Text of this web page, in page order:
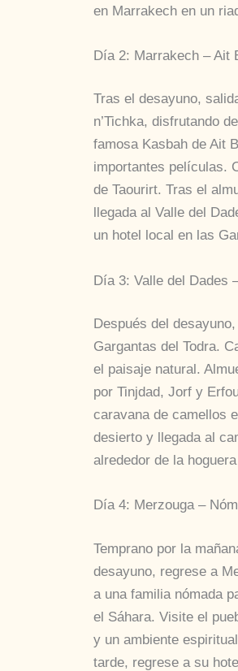
en Marrakech en un
Día 2: Marrakech – Ait
Tras el desayuno,
n’Tichka, disfrutando
famosa Kasbah de Ait
importantes películas.
de Taourirt. Tras el
llegada al Valle del
un hotel local en las
Día 3: Valle del Dades
Después del
Gargantas del Todra.
el paisaje natural.
por Tinjdad, Jorf y
caravana de camellos
desierto y llegada al
alrededor de la
Día 4: Merzouga –
Temprano por la
desayuno, regrese a
a una familia nómada
el Sáhara. Visite el
y un ambiente
tarde, regrese a su